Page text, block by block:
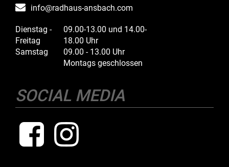
info@radhaus-ansbach.com
Dienstag -
Freitag
09.00-13.00 und 14.00-
18.00 Uhr
Samstag
09.00 - 13.00 Uhr
Montags geschlossen
SOCIAL MEDIA